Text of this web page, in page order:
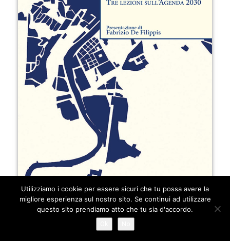
Utilizziamo i cookie per essere sicuri che tu possa avere la
migliore esperienza sul nostro sito. Se continui ad utilizzare
questo sito prendiamo atto che tu sia d'accordo.